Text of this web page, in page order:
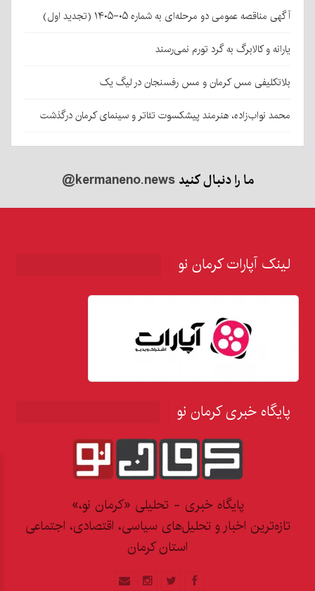
آگهی مناقصه عمومی دو مرحله‌ای به شماره ۰۵-۱۴۰۵ (تجدید اول)
یارانه و کالابرگ به گرد تورم نمی‌رسند
بلاتکلیفی مس کرمان و مس رفسنجان در لیگ یک
محمد نواب‌زاده، هنرمند پیشکسوت تئاتر و سینمای کرمان درگذشت
ما را دنبال کنید@kermaneno.news
لینک آپارات کرمان نو
پایگاه خبری کرمان نو
پایگاه خبری - تحلیلی «کرمان نو،»
تازه‌ترین اخبار و تحلیل‌های سیاسی، اقتصادی، اجتماعی
استان کرمان